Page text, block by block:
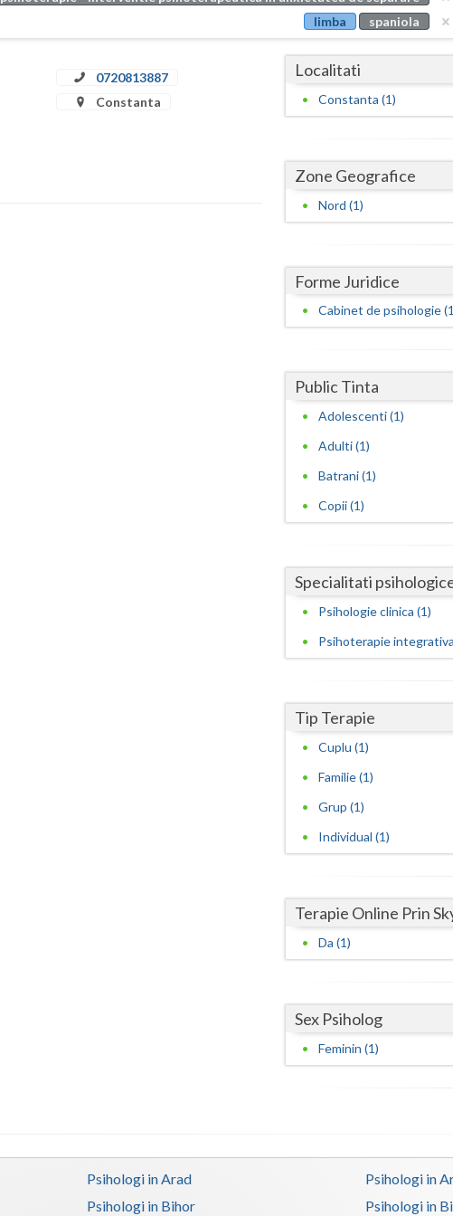
Buzau
Cluj
Dolj
Galati
Gorj
Olt
limba
spaniola
0720813887
Constanta
Localitati
Constanta (1)
Zone Geografice
Nord (1)
Forme Juridice
Cabinet de psihologie
Public Tinta
Adolescenti (1)
Adulti (1)
Batrani (1)
Copii (1)
Specialitati
Psihologie clinica (1)
Psihoterapie
Tip Terapie
Cuplu (1)
Familie (1)
Grup (1)
Individual (1)
Terapie Online Prin
Da (1)
Sex Psiholog
Feminin (1)
Psihologi in Arad
Psihologi in
Psihologi in Bihor Psihologi in